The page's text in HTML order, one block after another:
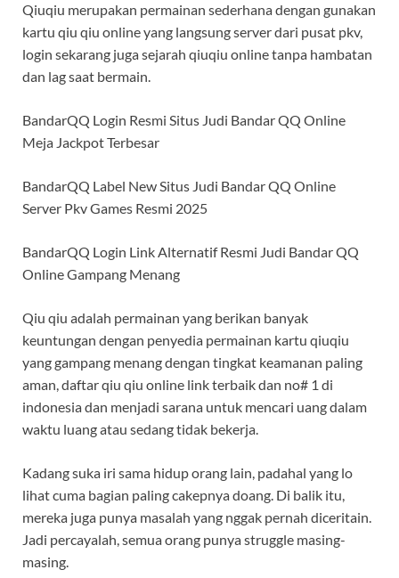
Qiuqiu merupakan permainan sederhana dengan gunakan
kartu qiu qiu online yang langsung server dari pusat pkv,
login sekarang juga sejarah qiuqiu online tanpa hambatan
dan lag saat bermain.
BandarQQ Login Resmi Situs Judi Bandar QQ Online
Meja Jackpot Terbesar
BandarQQ Label New Situs Judi Bandar QQ Online
Server Pkv Games Resmi 2025
BandarQQ Login Link Alternatif Resmi Judi Bandar QQ
Online Gampang Menang
Qiu qiu adalah permainan yang berikan banyak
keuntungan dengan penyedia permainan kartu qiuqiu
yang gampang menang dengan tingkat keamanan paling
aman, daftar qiu qiu online link terbaik dan no# 1 di
indonesia dan menjadi sarana untuk mencari uang dalam
waktu luang atau sedang tidak bekerja.
Kadang suka iri sama hidup orang lain, padahal yang lo
lihat cuma bagian paling cakepnya doang. Di balik itu,
mereka juga punya masalah yang nggak pernah diceritain.
Jadi percayalah, semua orang punya struggle masing-
masing.